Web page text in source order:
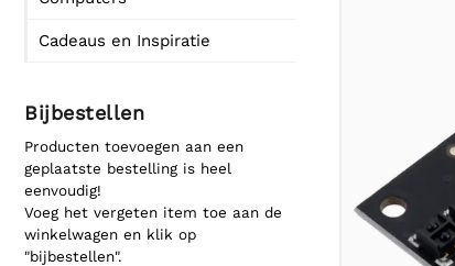
Cadeaus en Inspiratie
Bijbestellen
Producten toevoegen aan een
geplaatste bestelling is heel
eenvoudig!
Voeg het vergeten item toe aan de
winkelwagen en klik op
"bijbestellen".